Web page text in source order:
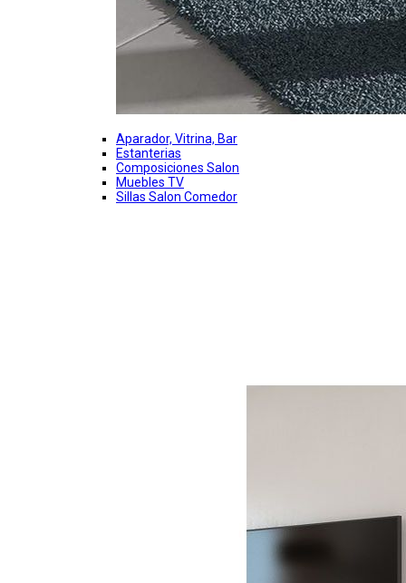
Aparador, Vitrina, Bar
Estanterias
Composiciones Salon
Muebles TV
Sillas Salon Comedor